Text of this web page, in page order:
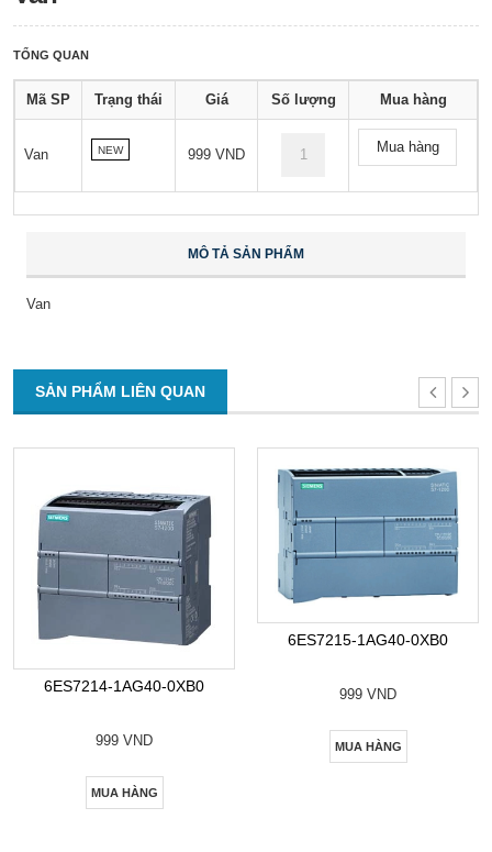
TỔNG QUAN
Mã SP Trạng thái Giá Số lượng Mua hàng
Van NEW 999 VND Mua hàng
MÔ TẢ SẢN PHẨM
Van
SẢN PHẨM LIÊN QUAN
6ES7214-1AG40-0XB0
999 VND
MUA HÀNG
6ES7215-1AG40-0XB0
999 VND
MUA HÀNG